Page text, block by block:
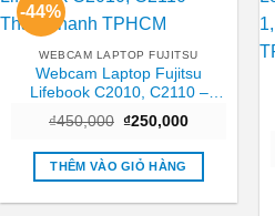
-44%
WEBCAM LAPTOP FUJITSU
Webcam Laptop Fujitsu
Lifebook C2010, C2110 –
₫450,000 Giá
là:
₫450,000.
₫250,000Giá
tại
₫250,000.
THÊM VÀO GIỎ HÀNG